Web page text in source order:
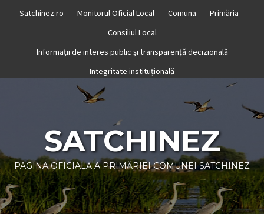
Satchinez.ro Monitorul Oficial Local Comuna
Primăria
Consiliul Local
Informații de interes public și transparență decizională
Integritate instituțională
SATCHINEZ
PAGINA OFICIALĂ A PRIMĂRIEI COMUNEI SATCHINEZ